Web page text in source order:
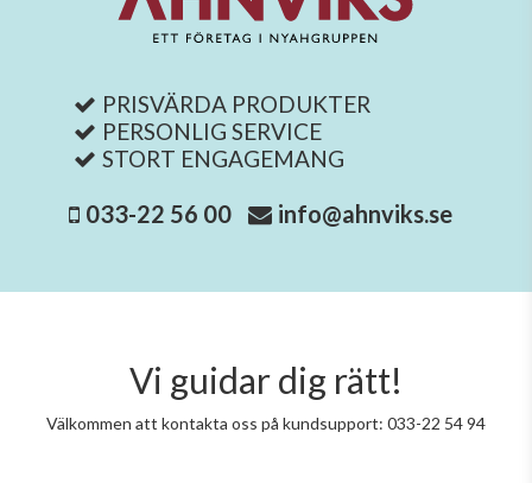
PRISVÄRDA PRODUKTER
PERSONLIG SERVICE
STORT ENGAGEMANG
033-22 56 00 info@ahnviks.se
Vi guidar dig rätt!
Välkommen att kontakta oss på kundsupport: 033-22 54 94